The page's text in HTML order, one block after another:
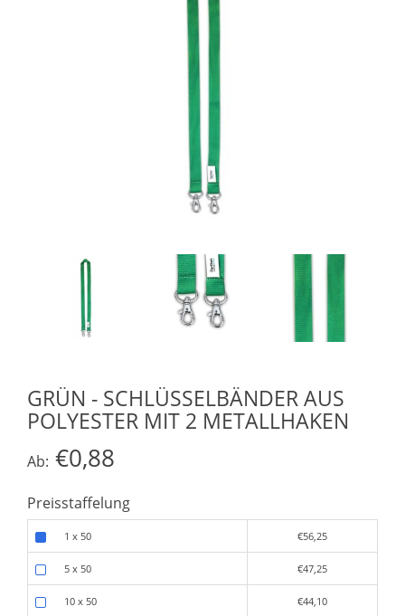
GRÜN - SCHLÜSSELBÄNDER AUS
POLYESTER MIT 2 METALLHAKEN
Ab: €0,88
Preisstaffelung
1 x 50 €56,25
5 x 50 €47,25
10 x 50 €44,10